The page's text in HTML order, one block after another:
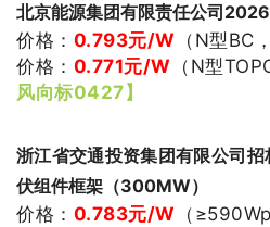
北京能源集团有限责任公司
价格： 0.793元/W （ N型BC
价格： 0.771元/W （N型
风向标0427】
浙江省交通投资集团有限公司
伏组件框架（300MW）
价格： 0.783元/W （≥